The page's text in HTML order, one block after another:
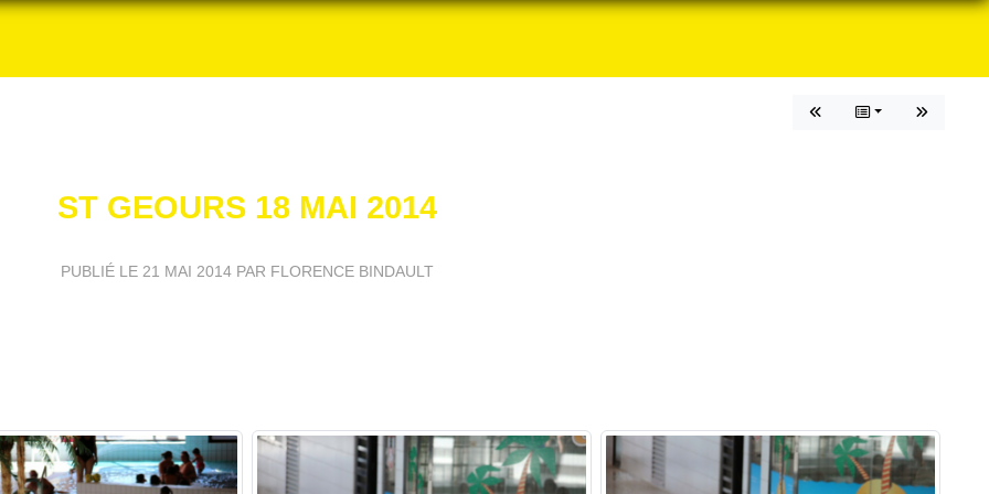
ST GEOURS 18 MAI 2014
PUBLIÉ LE 21 MAI 2014 PAR FLORENCE BINDAULT